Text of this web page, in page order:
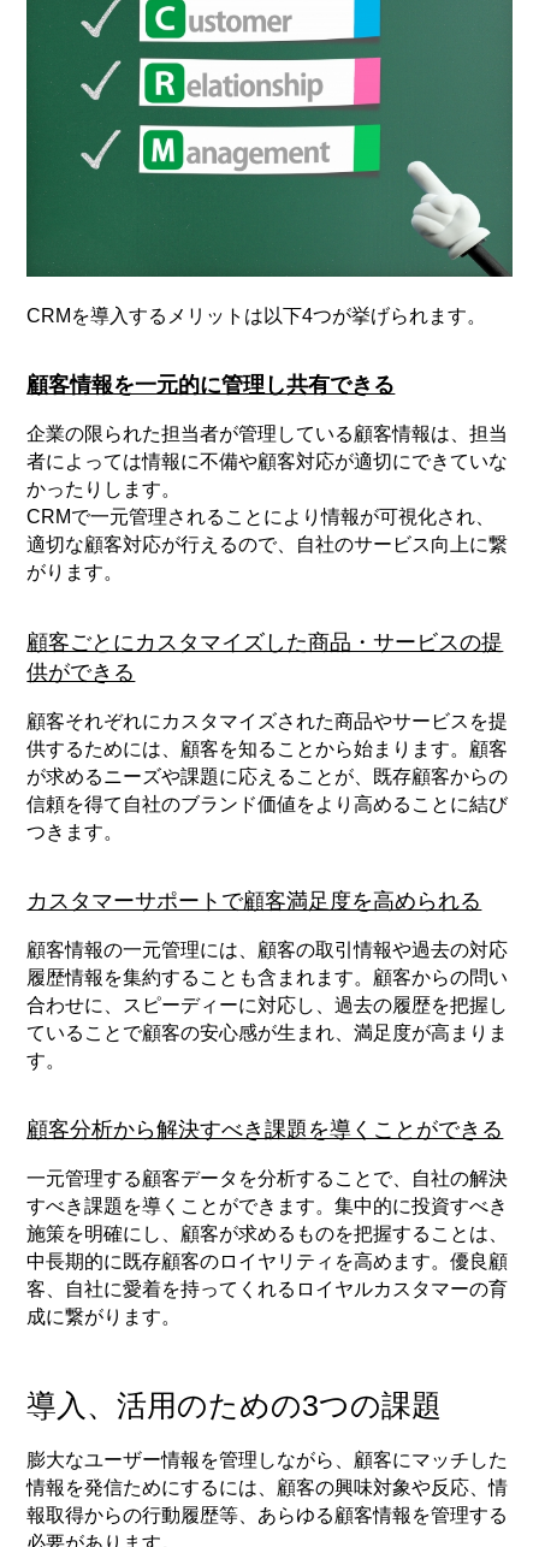
CRMを導入するメリットは以下4つが挙げられます。
顧客情報を一元的に管理し共有できる
企業の限られた担当者が管理している顧客情報は、担当
者によっては情報に不備や顧客対応が適切にできていな
かったりします。
CRMで一元管理されることにより情報が可視化され、
適切な顧客対応が行えるので、自社のサービス向上に繋
がります。
顧客ごとにカスタマイズした商品・サービスの提
供ができる
顧客それぞれにカスタマイズされた商品やサービスを提
供するためには、顧客を知ることから始まります。顧客
が求めるニーズや課題に応えることが、既存顧客からの
信頼を得て自社のブランド価値をより高めることに結び
つきます。
カスタマーサポートで顧客満足度を高められる
顧客情報の一元管理には、顧客の取引情報や過去の対応
履歴情報を集約することも含まれます。顧客からの問い
合わせに、スピーディーに対応し、過去の履歴を把握し
ていることで顧客の安心感が生まれ、満足度が高まりま
す。
顧客分析から解決すべき課題を導くことができる
一元管理する顧客データを分析することで、自社の解決
すべき課題を導くことができます。集中的に投資すべき
施策を明確にし、顧客が求めるものを把握することは、
中長期的に既存顧客のロイヤリティを高めます。優良顧
客、自社に愛着を持ってくれるロイヤルカスタマーの育
成に繋がります。
導入、活用のための3つの課題
膨大なユーザー情報を管理しながら、顧客にマッチした
情報を発信ためにするには、顧客の興味対象や反応、情
報取得からの行動履歴等、あらゆる顧客情報を管理する
必要があります。